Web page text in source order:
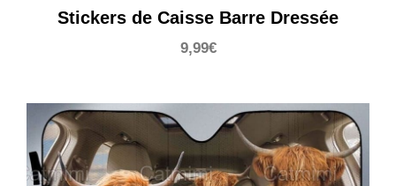
Stickers de Caisse Barre Dressée
9,99€